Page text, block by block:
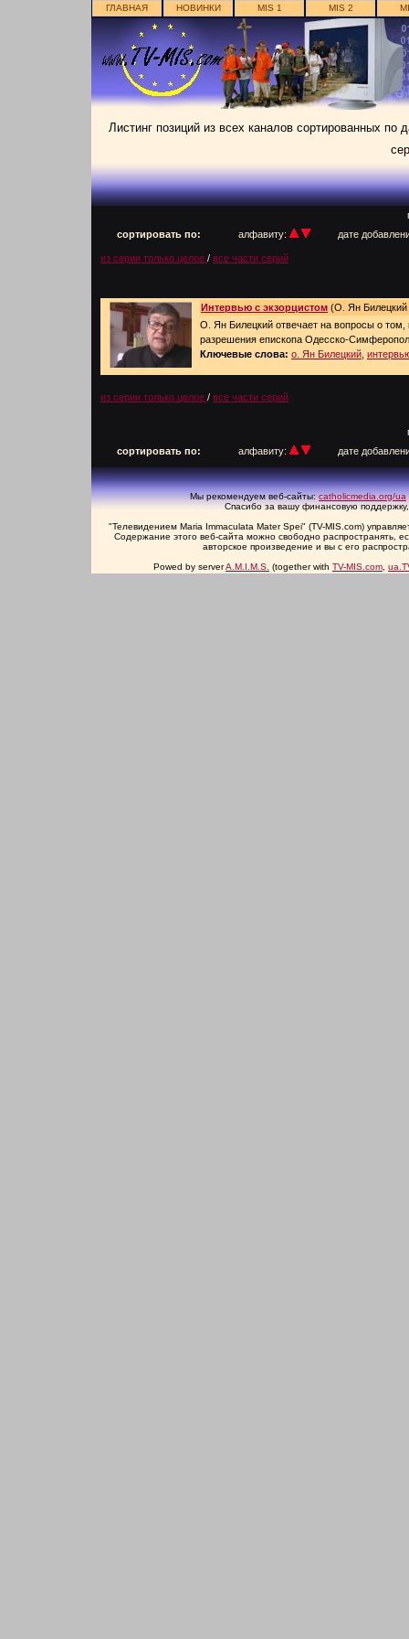
ГЛАВНАЯ НОВИНКИ MIS 1 MIS 2
Листинг позиций из всех каналов сортированных
сортировать по:
алфавиту: дате
из серии только целое / все части серий
Интервью с экзорцистом (О. Ян Билецкий
О. Ян Билецкий отвечает на вопросы о
разрешения епископа Одесско-
Ключевые слова: о. Ян Билецкий
из серии только целое / все части серий
сортировать по:
алфавиту: дате
Мы рекомендуем веб-сайты:catholicmedia.org/ua
Спасибо за вашу финансовую
"Телевидением Maria Immaculata Mater Spei" (TV-MIS.com)
Содержание этого веб-сайта можно свободно распространять,
авторское произведение и вы с его
Powed by serverA.M.I.M.S. (together with TV-MIS.com